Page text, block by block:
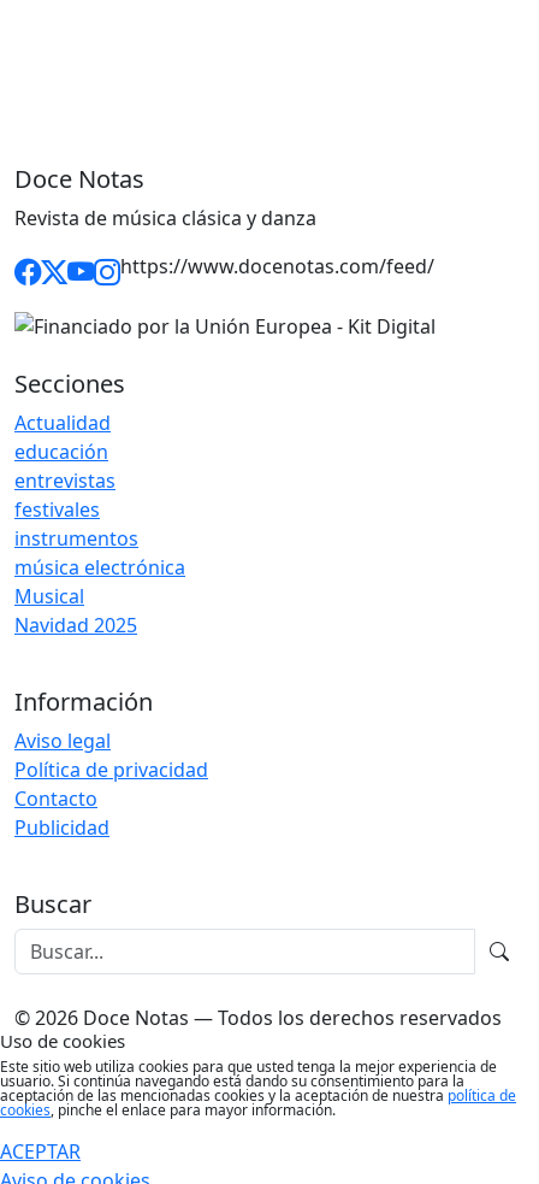
Doce Notas
Revista de música clásica y danza
https://www.docenotas.com/feed/
Secciones
Actualidad
educación
entrevistas
festivales
instrumentos
música electrónica
Musical
Navidad 2025
Información
Aviso legal
Política de privacidad
Contacto
Publicidad
Buscar
© 2026 Doce Notas — Todos los derechos reservados
Uso de cookies
Este sitio web utiliza cookies para que usted tenga la mejor experiencia de
usuario. Si continúa navegando está dando su consentimiento para la
aceptación de las mencionadas cookies y la aceptación de nuestra política de
cookies, pinche el enlace para mayor información.
ACEPTAR